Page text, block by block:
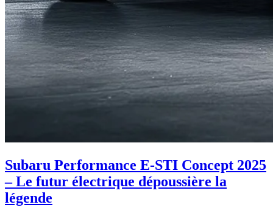
Subaru Performance E-STI Concept 2025
– Le futur électrique dépoussière la
légende